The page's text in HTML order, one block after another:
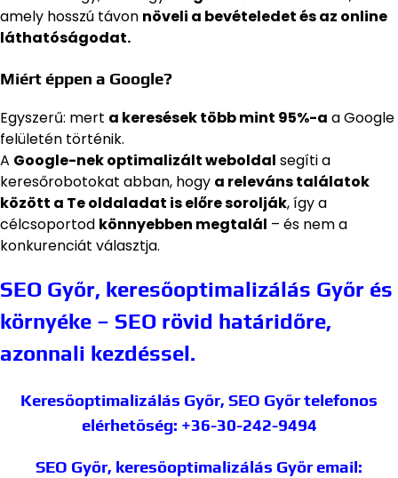
amely hosszú távon növeli a bevételedet és az online
láthatóságodat.
Miért éppen a Google?
Egyszerű: mert a keresések több mint 95%-a a Google
felületén történik.
A Google-nek optimalizált weboldal segíti a
keresőrobotokat abban, hogy a releváns találatok
között a Te oldaladat is előre sorolják, így a
célcsoportod könnyebben megtalál – és nem a
konkurenciát választja.
SEO Győr, keresőoptimalizálás Győr és
környéke – SEO rövid határidőre,
azonnali kezdéssel.
Keresőoptimalizálás Győr, SEO Győrtelefonos
elérhetőség: +36-30-242-9494
SEO Győr, keresőoptimalizálás Győremail: